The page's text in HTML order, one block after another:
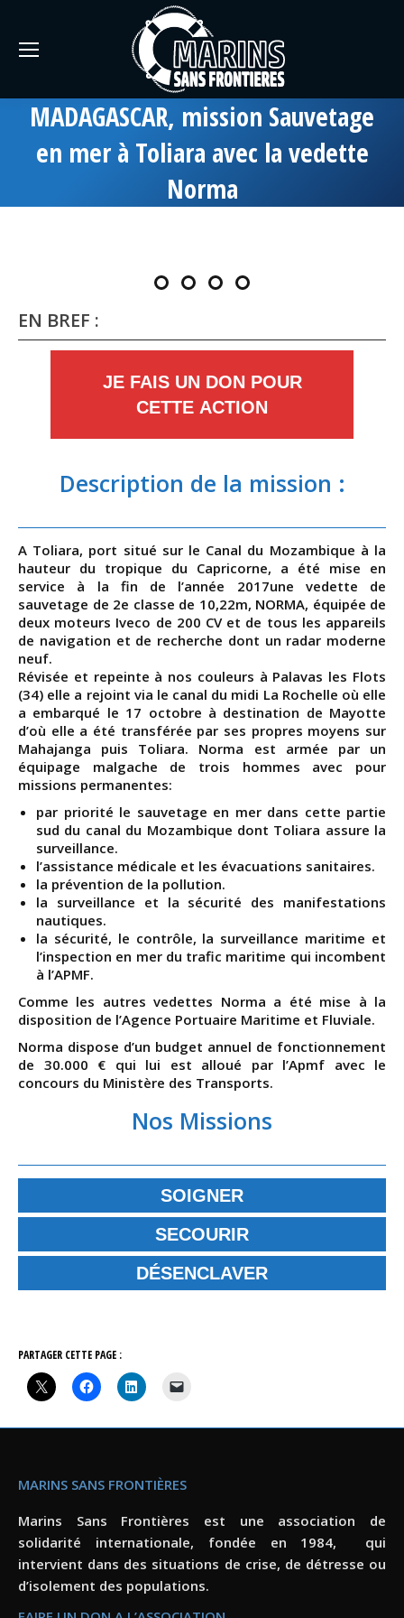
MADAGASCAR, mission Sauvetage
en mer à Toliara avec la vedette
Norma
EN BREF :
JE FAIS UN DON POUR
CETTE ACTION
Description de la mission :
A Toliara, port situé sur le Canal du Mozambique à la
hauteur du tropique du Capricorne, a été mise en
service à la fin de l’année 2017une vedette de
sauvetage de 2e classe de 10,22m, NORMA, équipée de
deux moteurs Iveco de 200 CV et de tous les appareils
de navigation et de recherche dont un radar moderne
neuf.
Révisée et repeinte à nos couleurs à Palavas les Flots
(34) elle a rejoint via le canal du midi La Rochelle où elle
a embarqué le 17 octobre à destination de Mayotte
d’où elle a été transférée par ses propres moyens sur
Mahajanga puis Toliara. Norma est armée par un
équipage malgache de trois hommes avec pour
missions permanentes:
par priorité le sauvetage en mer dans cette partie
sud du canal du Mozambique dont Toliara assure la
surveillance.
l’assistance médicale et les évacuations sanitaires.
la prévention de la pollution.
la surveillance et la sécurité des manifestations
nautiques.
la sécurité, le contrôle, la surveillance maritime et
l’inspection en mer du trafic maritime qui incombent
à l’APMF.
Comme les autres vedettes Norma a été mise à la
disposition de l’Agence Portuaire Maritime et Fluviale.
Norma dispose d’un budget annuel de fonctionnement
de 30.000 € qui lui est alloué par l’Apmf avec le
concours du Ministère des Transports.
Nos Missions
SOIGNER
SECOURIR
DÉSENCLAVER
PARTAGER CETTE PAGE :
MARINS SANS FRONTIÈRES
Marins Sans Frontières est une association de
solidarité internationale, fondée en 1984, qui
intervient dans des situations de crise, de détresse ou
d’isolement des populations.